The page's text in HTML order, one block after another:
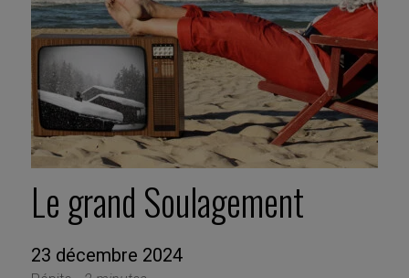
Le grand Soulagement
23 décembre 2024